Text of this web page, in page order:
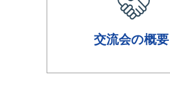
交流会の概要